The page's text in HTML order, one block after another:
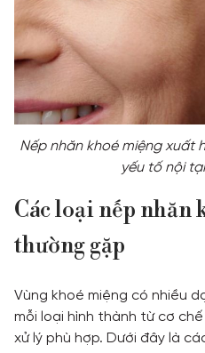
Nếp nhăn khoé miệng xuất
yếu tố nội
Các loại nếp nhăn
thường gặp
Vùng khoé miệng có nhiều
mỗi loại hình thành từ cơ
xử lý phù hợp. Dưới đây là